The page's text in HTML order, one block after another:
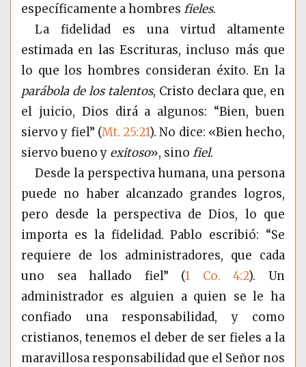
específicamente a hombres fieles.
La fidelidad es una virtud altamente
estimada en las Escrituras, incluso más que
lo que los hombres consideran éxito. En la
parábola de los talentos, Cristo declara que, en
el juicio, Dios dirá a algunos: “Bien, buen
siervo y fiel” (Mt. 25:21). No dice: «Bien hecho,
siervo bueno y exitoso», sino fiel.
Desde la perspectiva humana, una persona
puede no haber alcanzado grandes logros,
pero desde la perspectiva de Dios, lo que
importa es la fidelidad. Pablo escribió: “Se
requiere de los administradores, que cada
uno sea hallado fiel” (1 Co. 4:2). Un
administrador es alguien a quien se le ha
confiado una responsabilidad, y como
cristianos, tenemos el deber de ser fieles a la
maravillosa responsabilidad que el Señor nos